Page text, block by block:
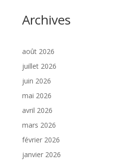
Archives
août 2026
juillet 2026
juin 2026
mai 2026
avril 2026
mars 2026
février 2026
janvier 2026